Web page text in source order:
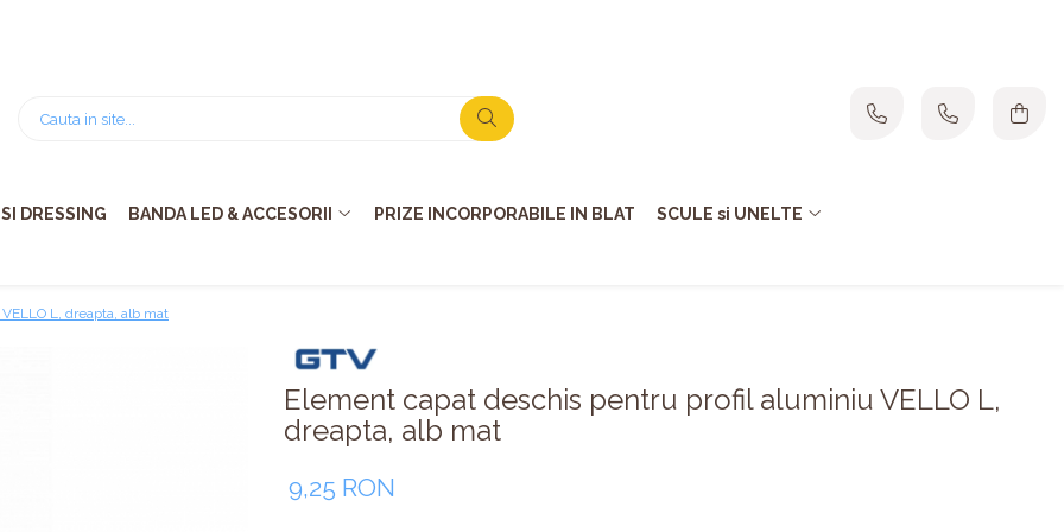
DRESSING BANDA LED & ACCESORII PRIZE INCORPORABILE IN BLAT SCULE si UNELTE
L, dreapta, alb mat
Element capat deschis pentru profil aluminiu VELLO L,
dreapta, alb mat
9,25 RON